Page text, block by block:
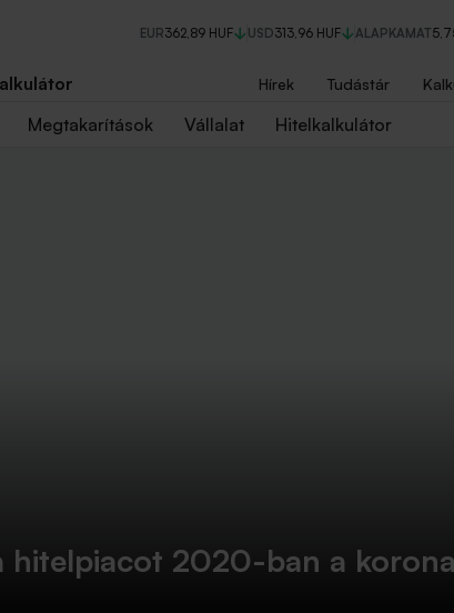
EUR362,89 HUF USD313,96 HUF ALAPKAMAT
Hírek Tudástár
Megtakarítások Vállalat Hitelkalkulátor
hitelpiacot 2020-ban a